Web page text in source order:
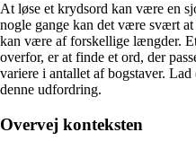
At løse et krydsord kan være en
nogle gange kan det være svært
kan være af forskellige længder.
overfor, er at finde et ord, der
variere i antallet af bogstaver.
denne udfordring.
Overvej konteksten